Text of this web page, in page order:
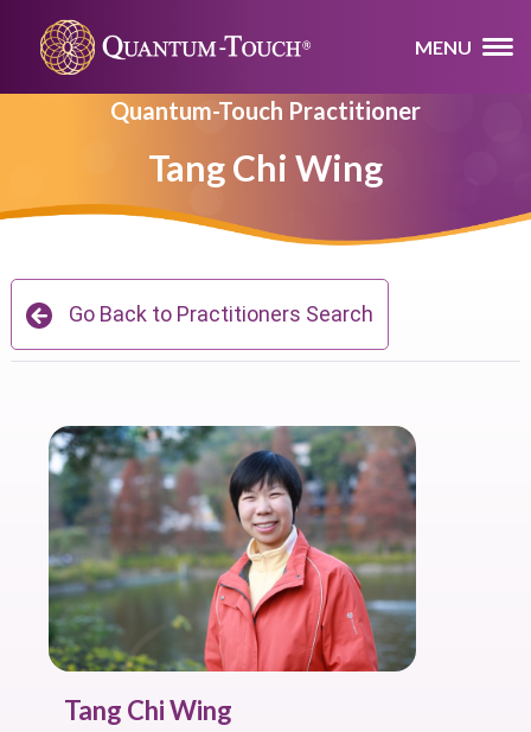
MENU
Quantum-Touch Practitioner
Tang Chi Wing
Go Back to Practitioners Search
Tang Chi Wing